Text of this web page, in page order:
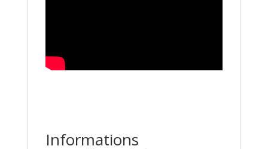
Informations